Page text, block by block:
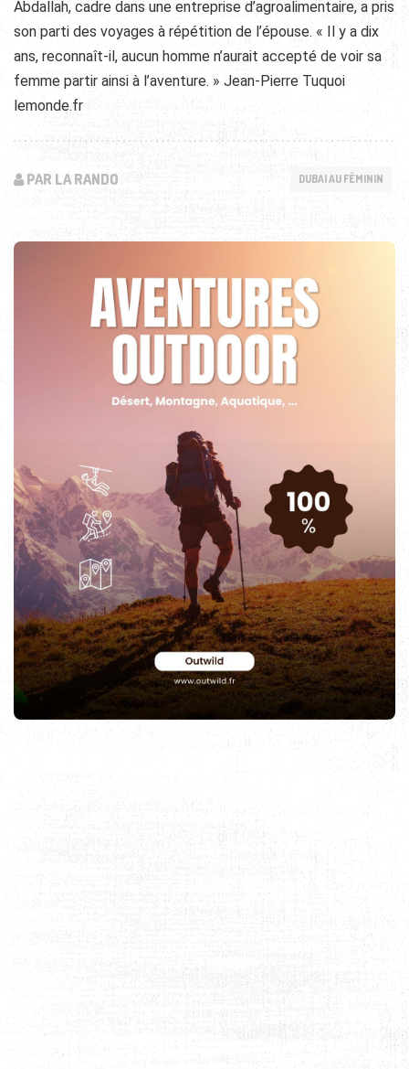
Abdallah, cadre dans une entreprise d’agroalimentaire, a pris
son parti des voyages à répétition de l’épouse. « Il y a dix
ans, reconnaît-il, aucun homme n’aurait accepté de voir sa
femme partir ainsi à l’aventure. » Jean-Pierre Tuquoi
lemonde.fr
PAR LA RANDO DUBAI AU FÉMININ